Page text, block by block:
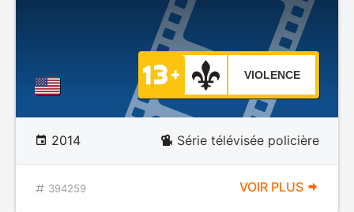
VIOLENCE
2014 Série télévisée policière
394259 VOIR PLUS